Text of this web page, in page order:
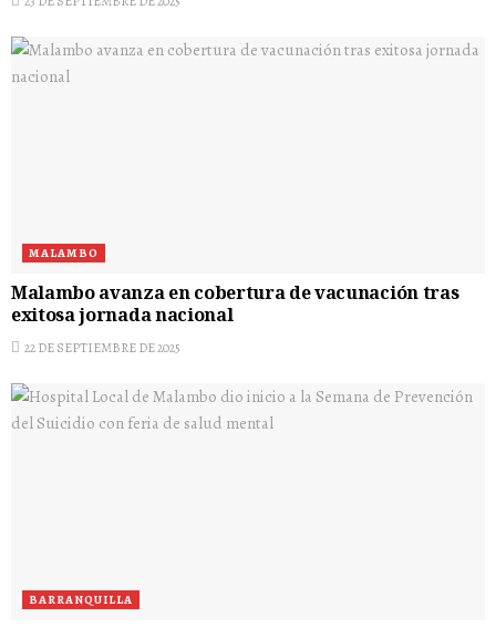
MALAMBO
Malambo avanza en cobertura de vacunación tras
exitosa jornada nacional
22 DE SEPTIEMBRE DE 2025
BARRANQUILLA